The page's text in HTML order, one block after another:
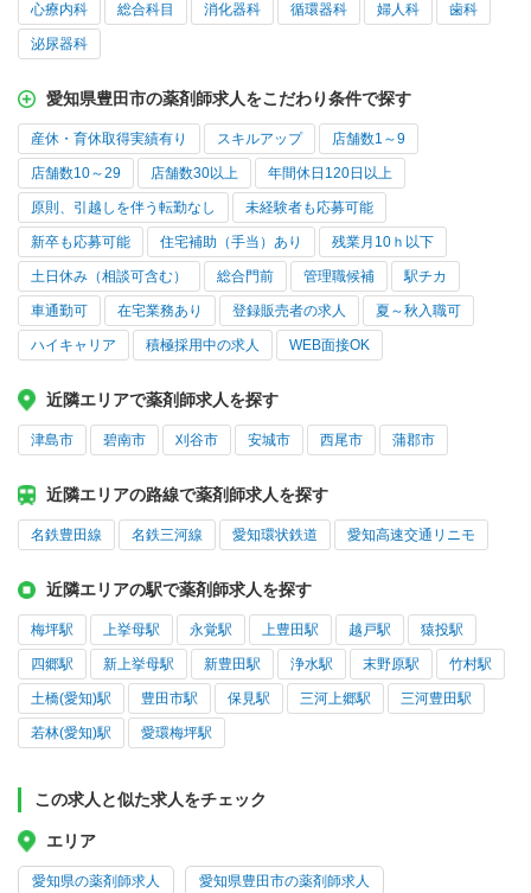
心療内科 総合科目 消化器科 循環器科 婦人科 歯科
泌尿器科
愛知県豊田市の薬剤師求人をこだわり条件で探す
産休・育休取得実績有り スキルアップ 店舗数1～9
店舗数10～29 店舗数30以上 年間休日120日以上
原則、引越しを伴う転勤なし 未経験者も応募可能
新卒も応募可能 住宅補助（手当）あり 残業月10ｈ以下
土日休み（相談可含む） 総合門前 管理職候補 駅チカ
車通勤可 在宅業務あり 登録販売者の求人 夏～秋入職可
ハイキャリア 積極採用中の求人 WEB面接OK
近隣エリアで薬剤師求人を探す
津島市 碧南市 刈谷市 安城市 西尾市 蒲郡市
近隣エリアの路線で薬剤師求人を探す
名鉄豊田線 名鉄三河線 愛知環状鉄道 愛知高速交通リニモ
近隣エリアの駅で薬剤師求人を探す
梅坪駅 上挙母駅 永覚駅 上豊田駅 越戸駅 猿投駅
四郷駅 新上挙母駅 新豊田駅 浄水駅 末野原駅 竹村駅
土橋(愛知)駅 豊田市駅 保見駅 三河上郷駅 三河豊田駅
若林(愛知)駅 愛環梅坪駅
この求人と似た求人をチェック
エリア
愛知県の薬剤師求人 愛知県豊田市の薬剤師求人